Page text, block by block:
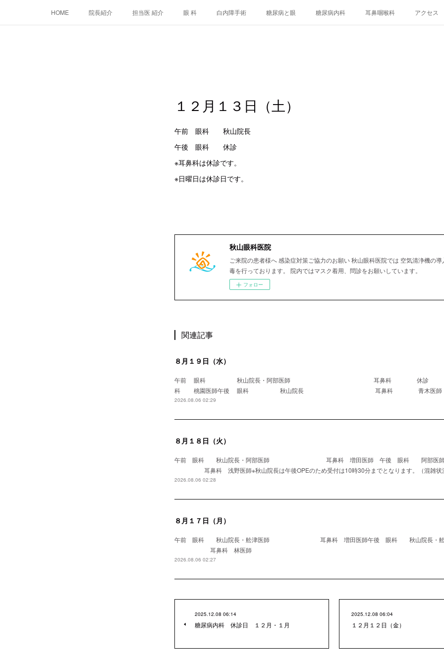
HOME 院長紹介 担当医 紹介 眼 科 白内障手術 糖尿病と眼 糖尿病内科 耳鼻咽喉科 アクセス
１２月１３日（土）
午前 眼科 秋山院長
午後 眼科 休診
※耳鼻科は休診です。
※日曜日は休診日です。
秋山眼科医院
ご来院の患者様へ 感染症対策ご協力のお願い 秋山眼科医院では 空気清浄機の
毒を行っております。 院内ではマスク着用、問診をお願いしています。
フォロー
関連記事
８月１９日（水）
午前 眼科 秋山院長・阿部医師 耳鼻科 休診
科 桃園医師午後 眼科 秋山院長 耳鼻科 青木
2026.08.06 02:29
８月１８日（火）
午前 眼科 秋山院長・阿部医師 耳鼻科 増田医師 午後 眼科 阿部
耳鼻科 浅野医師※秋山院長は午後OPEのため受付は10時30分までとなります。（混雑状
2026.08.06 02:28
８月１７日（月）
午前 眼科 秋山院長・舩津医師 耳鼻科 増田医師午後 眼科 秋山院長・舩
耳鼻科 林医師
2026.08.06 02:27
2025.12.08 06:14
糖尿病内科 休診日 １２月・１月
2025.12.08 06:04
１２月１２日（金）